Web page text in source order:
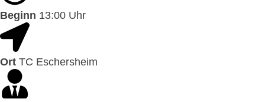
Beginn 13:00 Uhr
Ort TC Eschersheim